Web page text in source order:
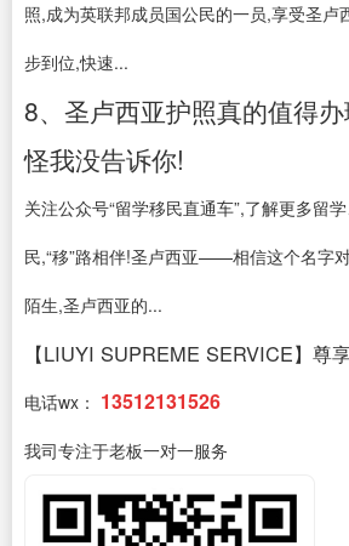
照,成为英联邦成员国公民的一员,享受圣卢
步到位,快速...
8、圣卢西亚护照真的值得
怪我没告诉你!
关注公众号“留学移民直通车”,了解更多留
民,“移”路相伴!圣卢西亚——相信这个名字
陌生,圣卢西亚的...
【LIUYI SUPREME SERVICE】尊
电话wx： 13512131526
我司专注于老板一对一服务